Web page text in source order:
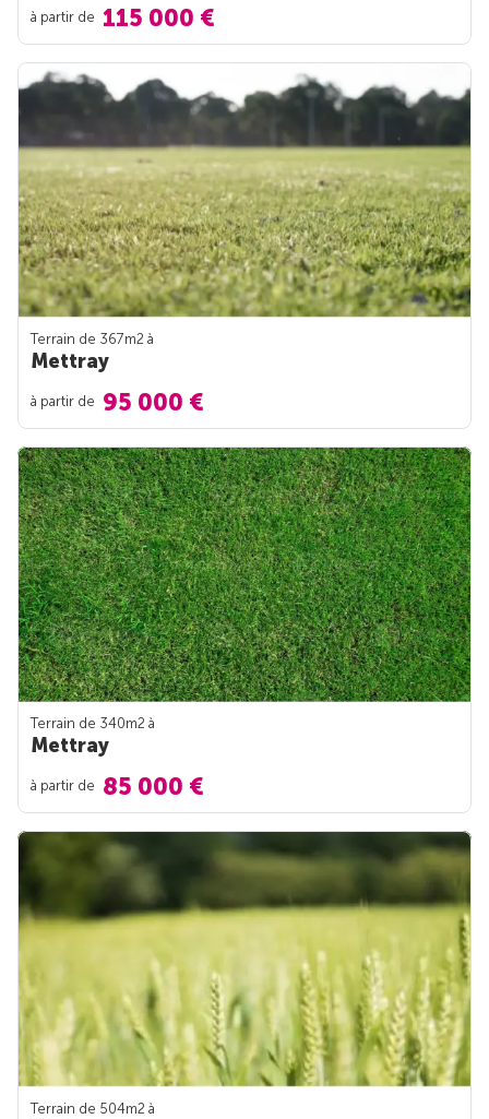
à partir de 115 000 €
Terrain de 367m2 à
Mettray
à partir de 95 000 €
Terrain de 340m2 à
Mettray
à partir de 85 000 €
Terrain de 504m2 à